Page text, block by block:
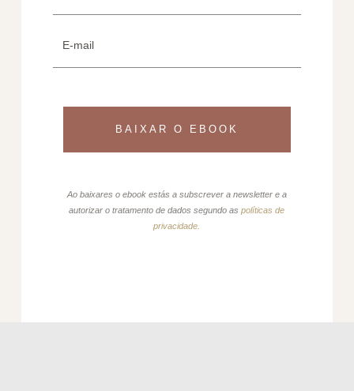
BAIXAR O EBOOK
Ao baixares o ebook estás a subscrever a newsletter e a
autorizar o tratamento de dados segundo aspolíticas de
privacidade.